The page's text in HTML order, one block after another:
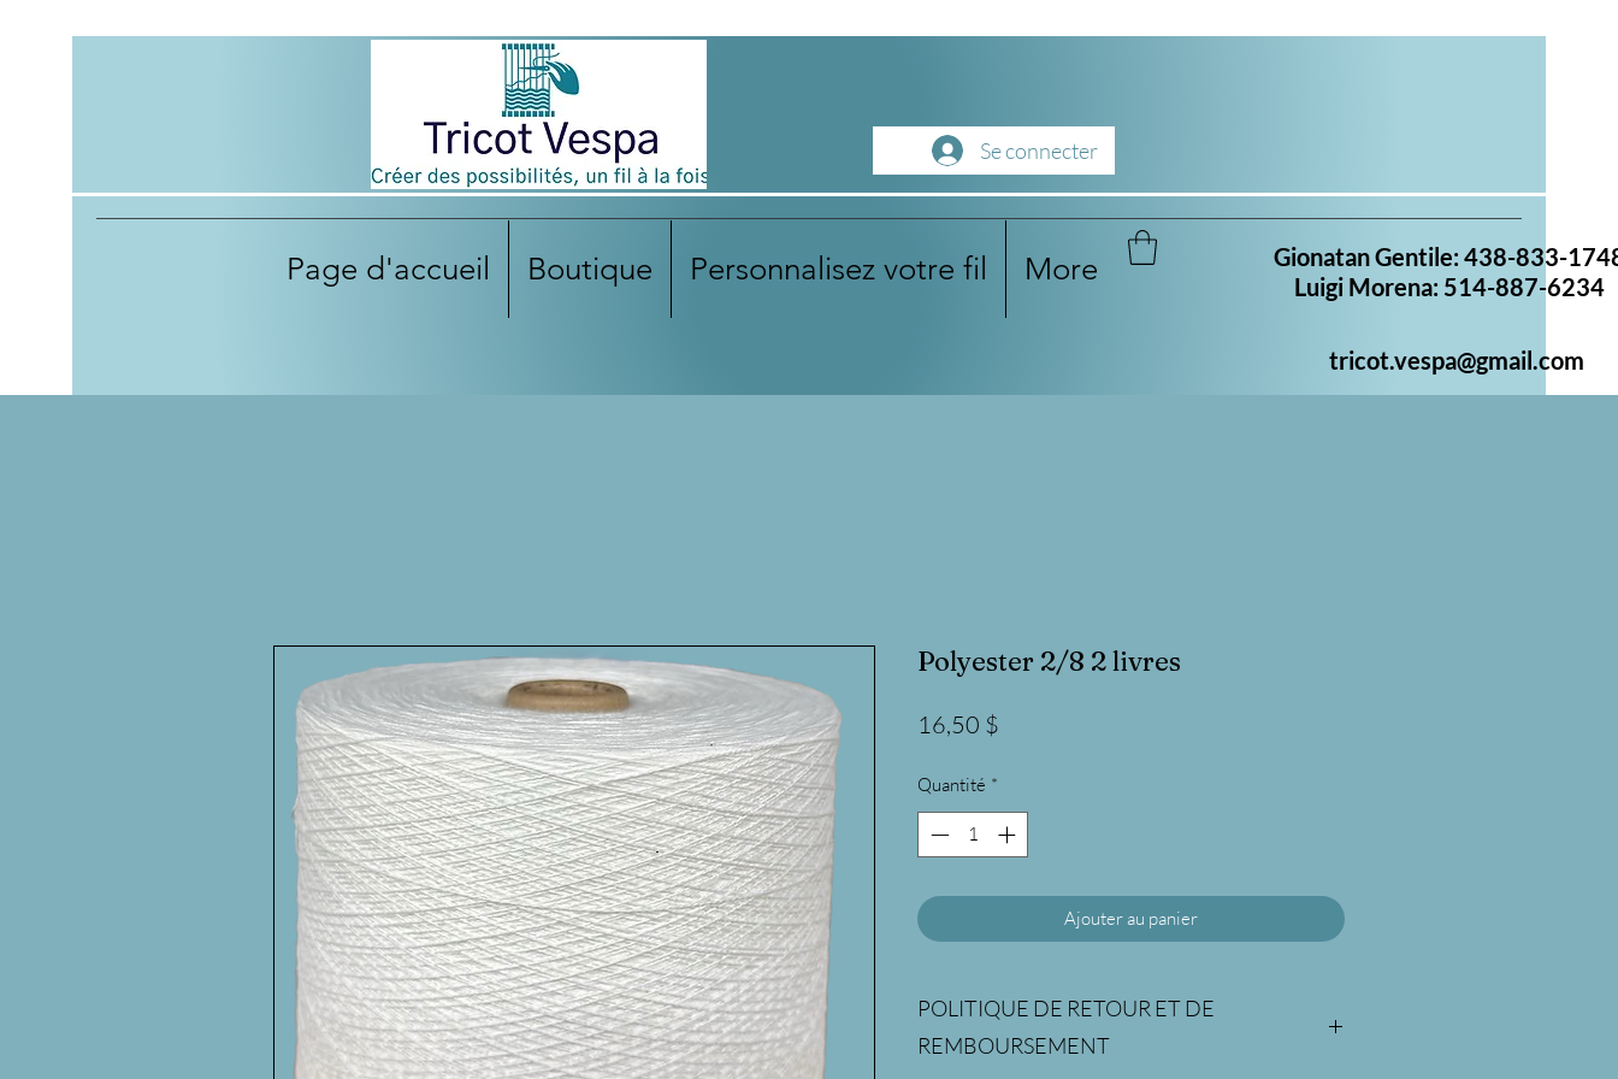
Se connecter
Page d'accueil Boutique Personnalisez votre fil More
Gionatan Gentile: 438-833-
Luigi Morena: 514-887-6234
tricot.vespa@gmail.com
Polyester 2/8 2 livres
16,50 $
Quantité *
Ajouter au panier
POLITIQUE DE RETOUR ET DE
REMBOURSEMENT